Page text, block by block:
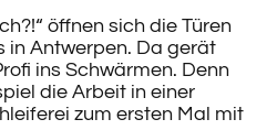
öffnen sich die Türen
in Antwerpen. Da gerät
ins Schwärmen. Denn
die Arbeit in einer
zum ersten Mal mit